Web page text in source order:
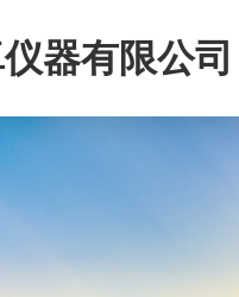
器有限公司